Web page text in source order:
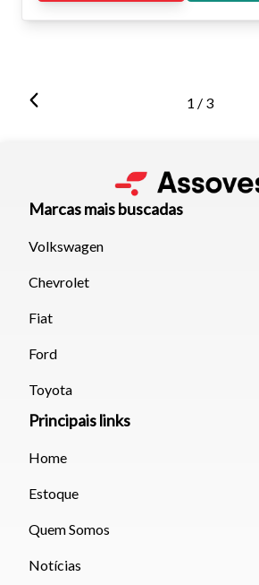
1 / 3
Marcas mais buscadas
Volkswagen
Chevrolet
Fiat
Ford
Toyota
Principais links
Home
Estoque
Quem Somos
Notícias